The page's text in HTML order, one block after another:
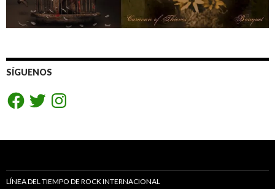
SÍGUENOS
FacebookTwitterInstagram
LÍNEA DEL TIEMPO DE ROCK INTERNACIONAL